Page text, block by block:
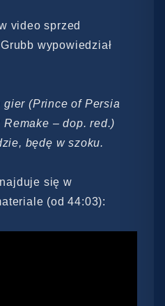
video sprzed
wypowiedział
(Prince of Persia
– dop. red.)
będę w szoku.
się w
(od 44:03):